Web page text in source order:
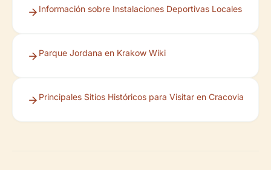
Información sobre Instalaciones Deportivas Locales
Parque Jordana en Krakow Wiki
Principales Sitios Históricos para Visitar en Cracovia